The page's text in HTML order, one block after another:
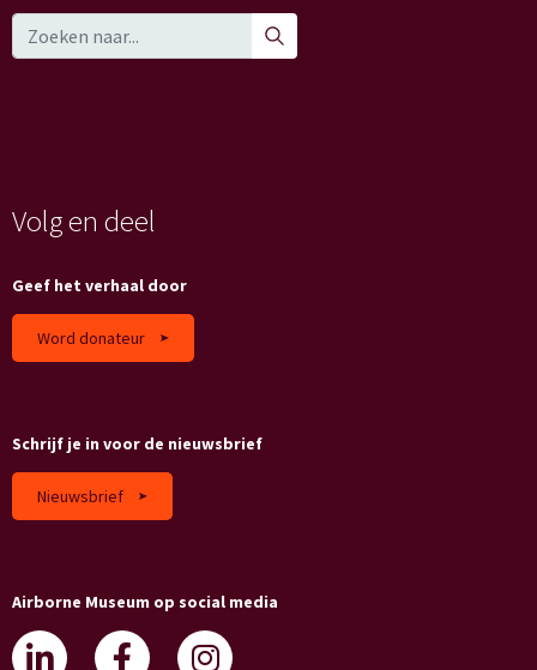
Volg en deel
Geef het verhaal door
Word donateur
Schrijf je in voor de nieuwsbrief
Nieuwsbrief
Airborne Museum op social media